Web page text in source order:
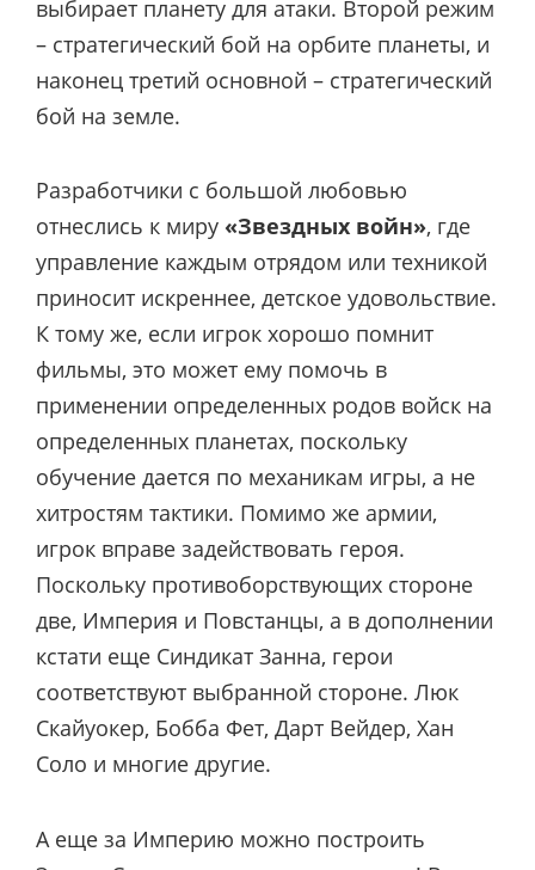
выбирает планету для атаки. Второй режим
– стратегический бой на орбите планеты, и
наконец третий основной – стратегический
бой на земле.
Разработчики с большой любовью
отнеслись к миру «Звездных войн», где
управление каждым отрядом или техникой
приносит искреннее, детское удовольствие.
К тому же, если игрок хорошо помнит
фильмы, это может ему помочь в
применении определенных родов войск на
определенных планетах, поскольку
обучение дается по механикам игры, а не
хитростям тактики. Помимо же армии,
игрок вправе задействовать героя.
Поскольку противоборствующих стороне
две, Империя и Повстанцы, а в дополнении
кстати еще Синдикат Занна, герои
соответствуют выбранной стороне. Люк
Скайуокер, Бобба Фет, Дарт Вейдер, Хан
Соло и многие другие.
А еще за Империю можно построить